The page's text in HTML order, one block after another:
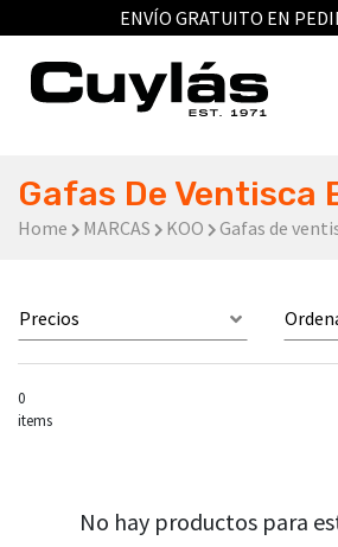
ENVÍO GRATUITO EN
Gafas De Ventisca
Home MARCAS KOO Gafas de
Precios
0
items
No hay productos para